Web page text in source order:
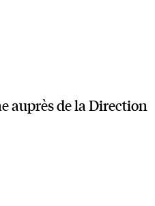
auprès de la Direction